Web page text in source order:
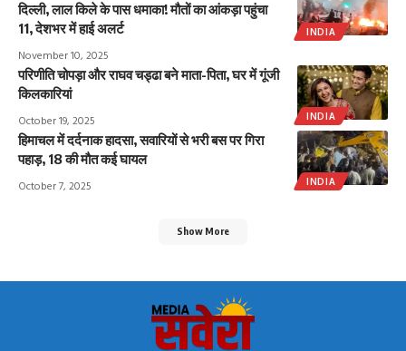
INDIA
दिल्ली, लाल किले के पास धमाका! मौतों का आंकड़ा पहुंचा
11, देशभर में हाई अलर्ट
November 10, 2025
INDIA
परिणीति चोपड़ा और राघव चड्ढा बने माता-पिता, घर में गूंजी
किलकारियां
October 19, 2025
INDIA
हिमाचल में दर्दनाक हादसा, सवारियों से भरी बस पर गिरा
पहाड़, 18 की मौत कई घायल
October 7, 2025
Show More